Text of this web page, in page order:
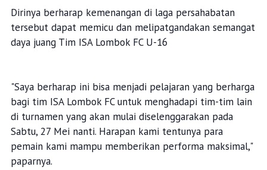
Dirinya berharap kemenangan di laga persahabatan
tersebut dapat memicu dan melipatgandakan semangat
daya juang Tim ISA Lombok FC U-16
"Saya berharap ini bisa menjadi pelajaran yang berharga
bagi tim ISA Lombok FC untuk menghadapi tim-tim lain
di turnamen yang akan mulai diselenggarakan pada
Sabtu, 27 Mei nanti. Harapan kami tentunya para
pemain kami mampu memberikan performa maksimal,"
paparnya.